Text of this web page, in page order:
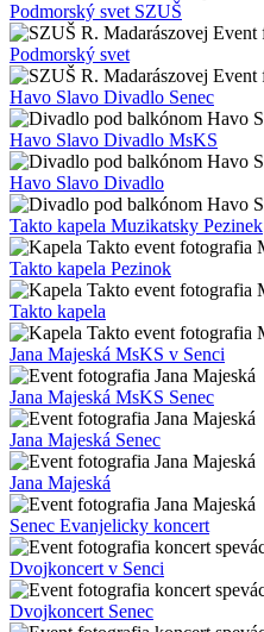
Podmorský svet SZUŠ
Podmorský svet
Havo Slavo Divadlo Senec
Havo Slavo Divadlo MsKS
Havo Slavo Divadlo
Takto kapela Muzikatsky Pezinek
Takto kapela Pezinok
Takto kapela
Jana Majeská MsKS v Senci
Jana Majeská MsKS Senec
Jana Majeská Senec
Jana Majeská
Senec Evanjelicky koncert
Dvojkoncert v Senci
Dvojkoncert Senec